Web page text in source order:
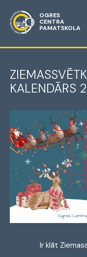
OGRES
CENTRA
PAMATSKOLA
KALENDĀRS
Ir klāt